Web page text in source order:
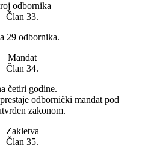
odbornika
Član 33.
29 odbornika.
Mandat
Član 34.
četiri godine.
odbornički mandat pod
zakonom.
Zakletva
Član 35.